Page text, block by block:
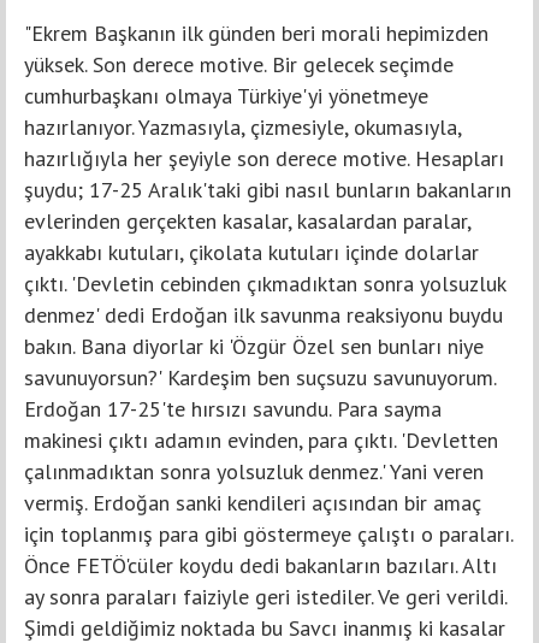
"Ekrem Başkanın ilk günden beri morali hepimizden
yüksek. Son derece motive. Bir gelecek seçimde
cumhurbaşkanı olmaya Türkiye'yi yönetmeye
hazırlanıyor. Yazmasıyla, çizmesiyle, okumasıyla,
hazırlığıyla her şeyiyle son derece motive. Hesapları
şuydu; 17-25 Aralık'taki gibi nasıl bunların bakanların
evlerinden gerçekten kasalar, kasalardan paralar,
ayakkabı kutuları, çikolata kutuları içinde dolarlar
çıktı. 'Devletin cebinden çıkmadıktan sonra yolsuzluk
denmez' dedi Erdoğan ilk savunma reaksiyonu buydu
bakın. Bana diyorlar ki 'Özgür Özel sen bunları niye
savunuyorsun?' Kardeşim ben suçsuzu savunuyorum.
Erdoğan 17-25'te hırsızı savundu. Para sayma
makinesi çıktı adamın evinden, para çıktı. 'Devletten
çalınmadıktan sonra yolsuzluk denmez.' Yani veren
vermiş. Erdoğan sanki kendileri açısından bir amaç
için toplanmış para gibi göstermeye çalıştı o paraları.
Önce FETÖ'cüler koydu dedi bakanların bazıları. Altı
ay sonra paraları faiziyle geri istediler. Ve geri verildi.
Şimdi geldiğimiz noktada bu Savcı inanmış ki kasalar